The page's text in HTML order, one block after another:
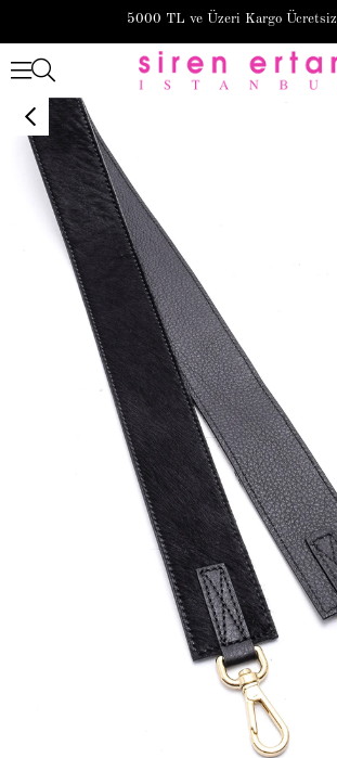
5000 TL ve Üzeri Kargo